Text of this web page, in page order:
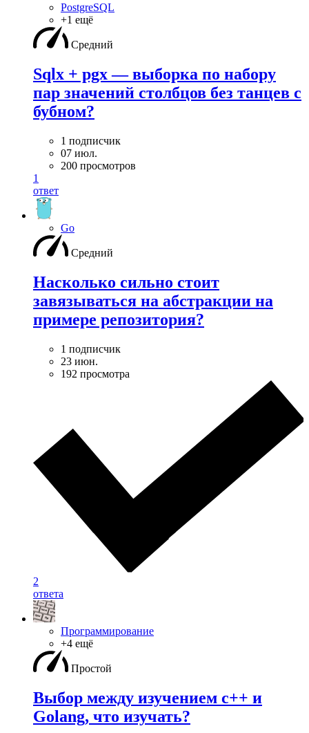
PostgreSQL
+1 ещё
Средний
Sqlx + pgx — выборка по набору
пар значений столбцов без танцев с
бубном?
1 подписчик
07 июл.
200 просмотров
1
ответ
Go
Средний
Насколько сильно стоит
завязываться на абстракции на
примере репозитория?
1 подписчик
23 июн.
192 просмотра
2
ответа
Программирование
+4 ещё
Простой
Выбор между изучением c++ и
Golang, что изучать?